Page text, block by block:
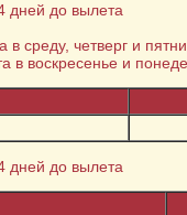
дней до вылета
среду, четверг и
в воскресенье и
дней до вылета